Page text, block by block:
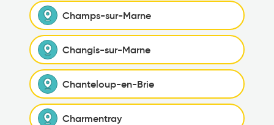
Champs-sur-Marne
Changis-sur-Marne
Chanteloup-en-Brie
Charmentray